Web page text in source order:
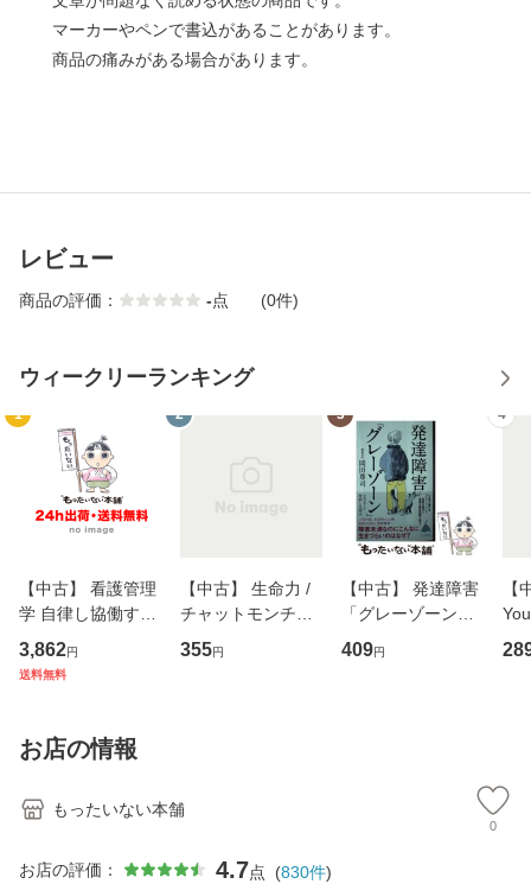
マーカーやペンで書込があることがあります。
商品の痛みがある場合があります。
レビュー
商品の評価： -点 (0件)
ウィークリーランキング
1
【中古】 看護管理
学 自律し協働する
専門職の看護マネ
ジメントスキル 改
恵 藤本幸三 / 南江
堂 [単行
3,862円
送料無料
2
【中古】 生命力 /
チャットモンチー /
キューンレコード
[CD]【メール便送
355円
3
【中古】 発達障害
「グレーゾーン」
その正しい理解と
克服法 (SB新書 57
409円
4
【
のが
お店の情報
もったいない本舗
0
お店の評価： 4.7点 (830件)